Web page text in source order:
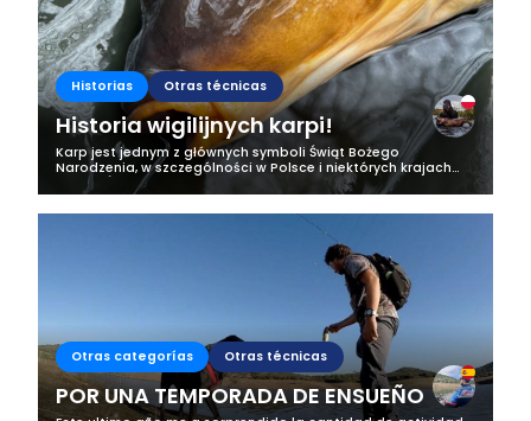
Historias Otras técnicas
Historia wigilijnych karpi!
Karp jest jednym z głównych symboli Świąt Bożego
Narodzenia, w szczególności w Polsce i niektórych krajach
Europy Środkowo - Wschodniej. Cyprinusy stały się popularne
na świętach prawdę mówiąc...
Otras categorías Otras técnicas
POR UNA TEMPORADA DE ENSUEÑO